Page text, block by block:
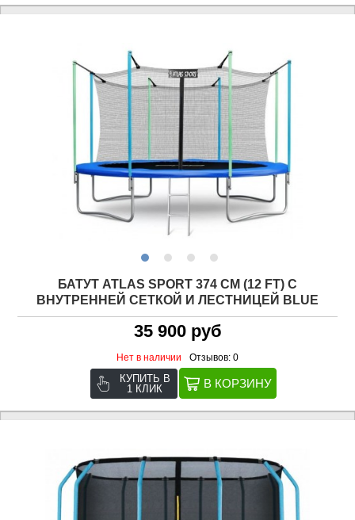
БАТУТ ATLAS SPORT 374 СМ (12 FT) С
ВНУТРЕННЕЙ СЕТКОЙ И ЛЕСТНИЦЕЙ BLUE
35 900 руб
Нет в наличии Отзывов: 0
КУПИТЬ В
1 КЛИК